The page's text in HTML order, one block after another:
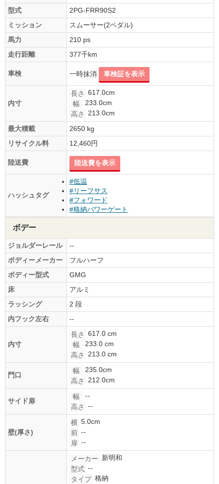
型式
2PG-FRR90S2
ミッション
スムーサー(2ペダル)
馬力
210 ps
走行距離
377千km
車検 一時抹消 車検証を表示
内寸
長さ
617.0cm
幅
233.0cm
高さ
213.0cm
最大積載
2650 kg
リサイクル料
12,460円
陸送費 陸送費を表示
ハッシュタグ
#低温
#リーフサス
#フォワード
#格納パワーゲート
ボデー
ジョルダーレール
--
ボディーメーカー
フルハーフ
ボディー型式
GMG
床
アルミ
ラッシング
2 段
内フック左右
--
内寸
長さ
617.0 cm
幅
233.0 cm
高さ
213.0 cm
門口
幅
235.0cm
高さ
212.0cm
サイド扉
幅
--
高さ
--
壁(厚さ)
横 5.0cm
前 --
扉 --
メーカー 新明和
型式 --
タイプ 格納